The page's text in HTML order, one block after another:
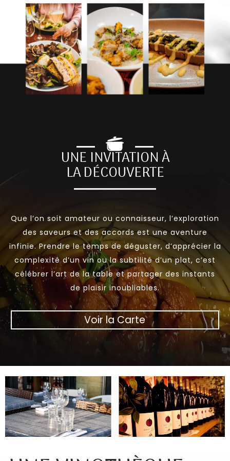
UNE INVITATION À
LA DÉCOUVERTE
Que l’on soit amateur ou connaisseur, l’exploration
des saveurs et des accords est une aventure
infinie. Prendre le temps de déguster, d’apprécier la
complexité d’un vin ou la subtilité d’un plat, c’est
célébrer l’art de la table et partager des instants
de plaisir inoubliables.
Voir la Carte